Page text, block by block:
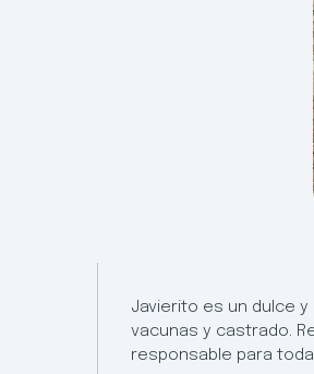
Javierito es un dulce
vacunas y castrado.
responsable para toda